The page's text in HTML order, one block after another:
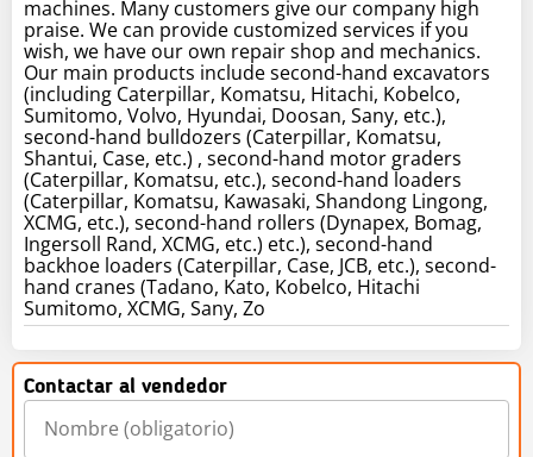
machines. Many customers give our company high
praise. We can provide customized services if you
wish, we have our own repair shop and mechanics.
Our main products include second-hand excavators
(including Caterpillar, Komatsu, Hitachi, Kobelco,
Sumitomo, Volvo, Hyundai, Doosan, Sany, etc.),
second-hand bulldozers (Caterpillar, Komatsu,
Shantui, Case, etc.) , second-hand motor graders
(Caterpillar, Komatsu, etc.), second-hand loaders
(Caterpillar, Komatsu, Kawasaki, Shandong Lingong,
XCMG, etc.), second-hand rollers (Dynapex, Bomag,
Ingersoll Rand, XCMG, etc.) etc.), second-hand
backhoe loaders (Caterpillar, Case, JCB, etc.), second-
hand cranes (Tadano, Kato, Kobelco, Hitachi
Sumitomo, XCMG, Sany, Zo
Contactar al vendedor